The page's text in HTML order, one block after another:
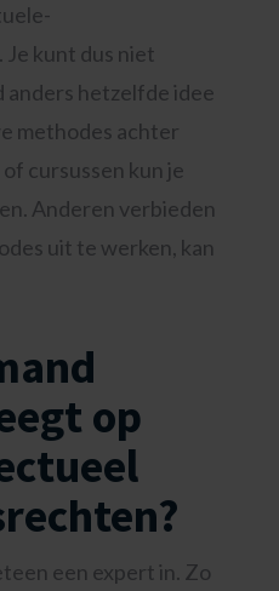
kunt dus niet
anders hetzelfde idee
methodes achter
cursussen kun je
Anderen verbieden
uit te werken, kan
op
een expert in. Zo